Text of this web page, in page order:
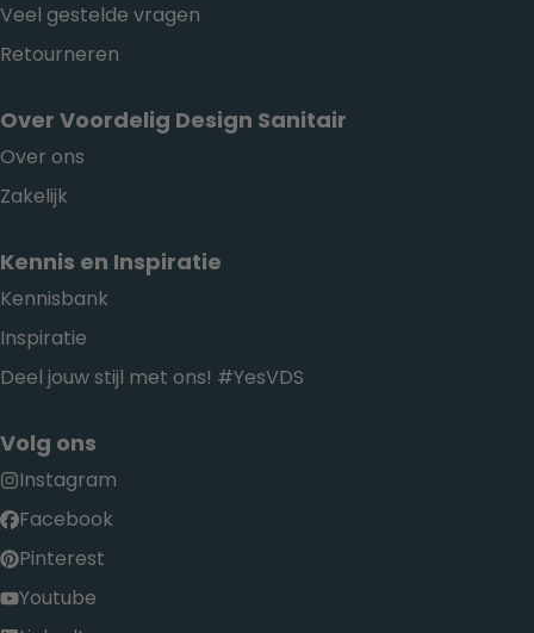
Veel gestelde vragen
Retourneren
Over Voordelig Design Sanitair
Over ons
Zakelijk
Kennis en Inspiratie
Kennisbank
Inspiratie
Deel jouw stijl met ons! #YesVDS
Volg ons
Instagram
Facebook
Pinterest
Youtube